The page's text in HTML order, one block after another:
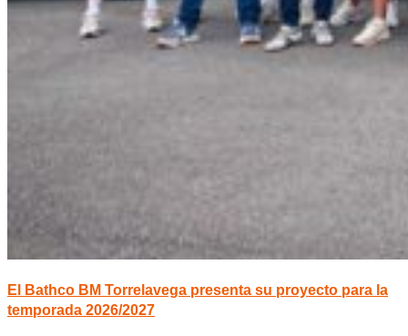
El Bathco BM Torrelavega presenta su proyecto para la
temporada 2026/2027